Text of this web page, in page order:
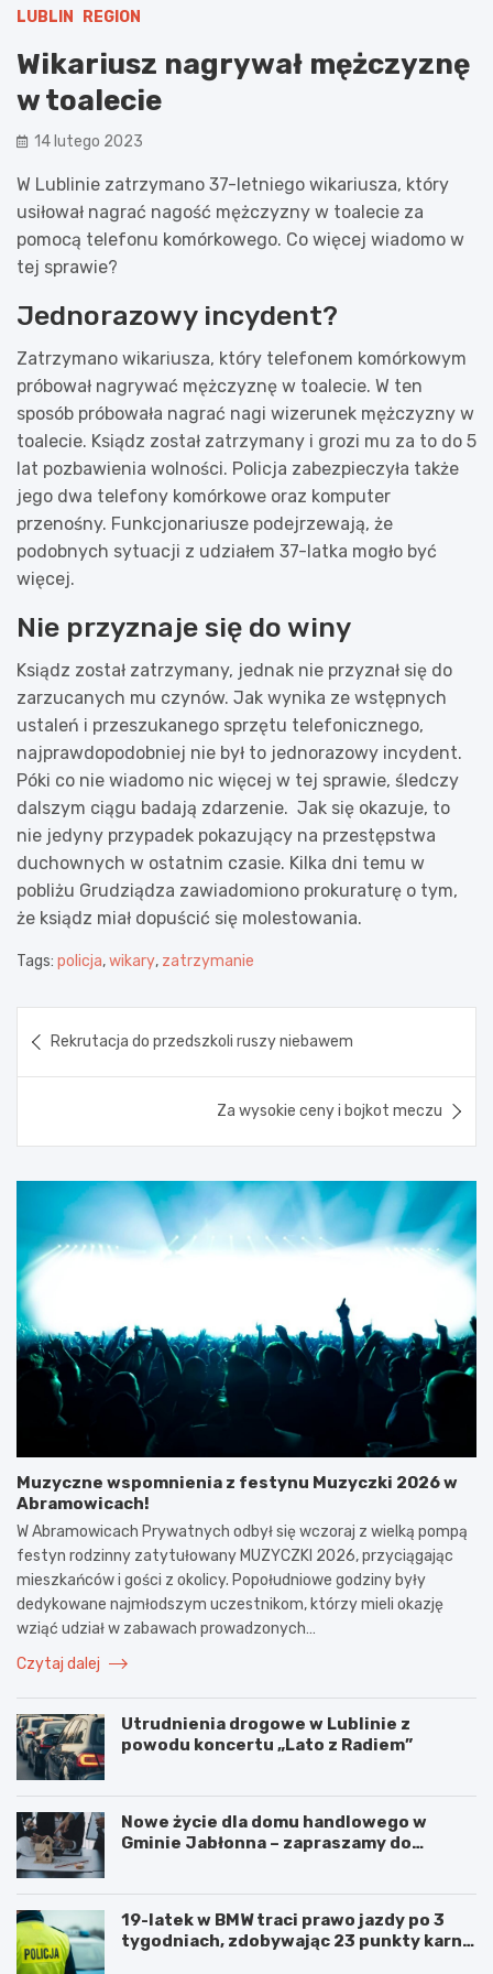
LUBLIN REGION
Wikariusz nagrywał mężczyznę
w toalecie
14 lutego 2023
W Lublinie zatrzymano 37-letniego wikariusza, który
usiłował nagrać nagość mężczyzny w toalecie za
pomocą telefonu komórkowego. Co więcej wiadomo w
tej sprawie?
Jednorazowy incydent?
Zatrzymano wikariusza, który telefonem komórkowym
próbował nagrywać mężczyznę w toalecie. W ten
sposób próbowała nagrać nagi wizerunek mężczyzny w
toalecie. Ksiądz został zatrzymany i grozi mu za to do 5
lat pozbawienia wolności. Policja zabezpieczyła także
jego dwa telefony komórkowe oraz komputer
przenośny. Funkcjonariusze podejrzewają, że
podobnych sytuacji z udziałem 37-latka mogło być
więcej.
Nie przyznaje się do winy
Ksiądz został zatrzymany, jednak nie przyznał się do
zarzucanych mu czynów. Jak wynika ze wstępnych
ustaleń i przeszukanego sprzętu telefonicznego,
najprawdopodobniej nie był to jednorazowy incydent.
Póki co nie wiadomo nic więcej w tej sprawie, śledczy
dalszym ciągu badają zdarzenie. Jak się okazuje, to
nie jedyny przypadek pokazujący na przestępstwa
duchownych w ostatnim czasie. Kilka dni temu w
pobliżu Grudziądza zawiadomiono prokuraturę o tym,
że ksiądz miał dopuścić się molestowania.
Tags: policja,wikary, zatrzymanie
wpisu
Rekrutacja do przedszkoli ruszy niebawem
Za wysokie ceny i bojkot meczu
Muzyczne wspomnienia z festynu Muzyczki 2026 w
Abramowicach!
W Abramowicach Prywatnych odbył się wczoraj z wielką pompą
festyn rodzinny zatytułowany MUZYCZKI 2026, przyciągając
mieszkańców i gości z okolicy. Popołudniowe godziny były
dedykowane najmłodszym uczestnikom, którzy mieli okazję
wziąć udział w zabawach prowadzonych…
Czytaj dalej
Utrudnienia drogowe w Lublinie z
powodu koncertu „Lato z Radiem”
Nowe życie dla domu handlowego w
Gminie Jabłonna – zapraszamy do
19-latek w BMW traci prawo jazdy po 3
tygodniach, zdobywając 23 punkty karne